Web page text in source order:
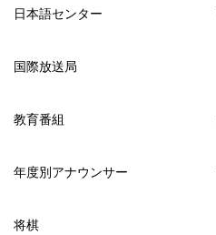
日本語センター
国際放送局
教育番組
年度別アナウンサー
将棋